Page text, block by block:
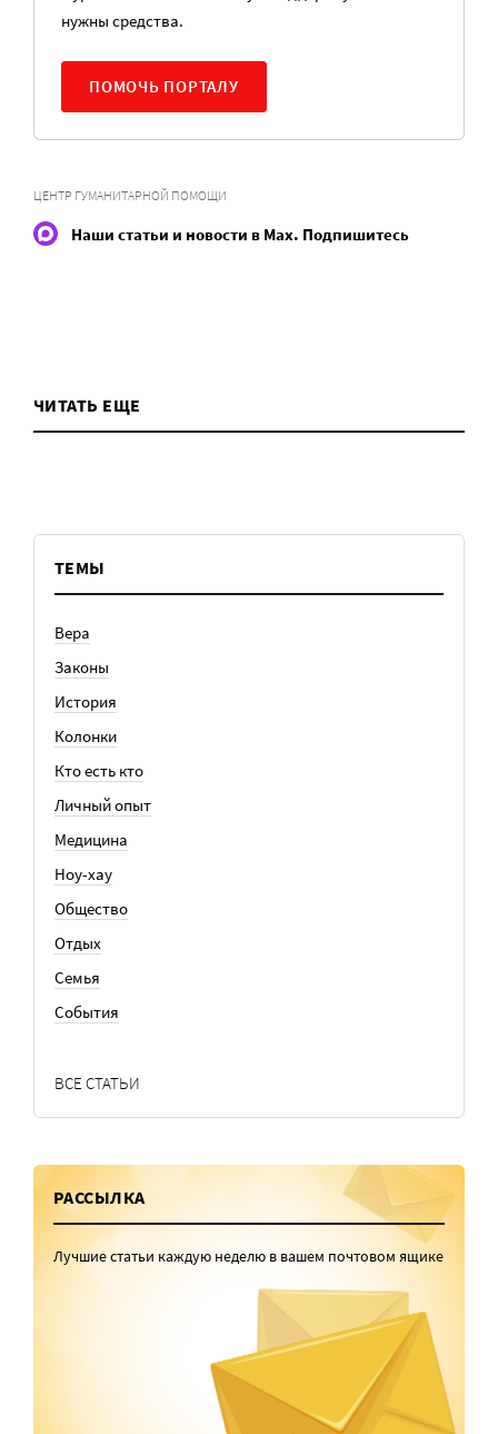
нужны средства.
ПОМОЧЬ ПОРТАЛУ
ЦЕНТР ГУМАНИТАРНОЙ ПОМОЩИ
Наши статьи и новости в Max. Подпишитесь
ЧИТАТЬ ЕЩЕ
ТЕМЫ
Вера
Законы
История
Колонки
Кто есть кто
Личный опыт
Медицина
Ноу-хау
Общество
Отдых
Семья
События
ВСЕ СТАТЬИ
РАССЫЛКА
Лучшие статьи каждую неделю в вашем почтовом ящике